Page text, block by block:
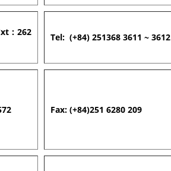
: 262
Tel: (+84) 251368 3611 ~
Fax: (+84)251 6280 209